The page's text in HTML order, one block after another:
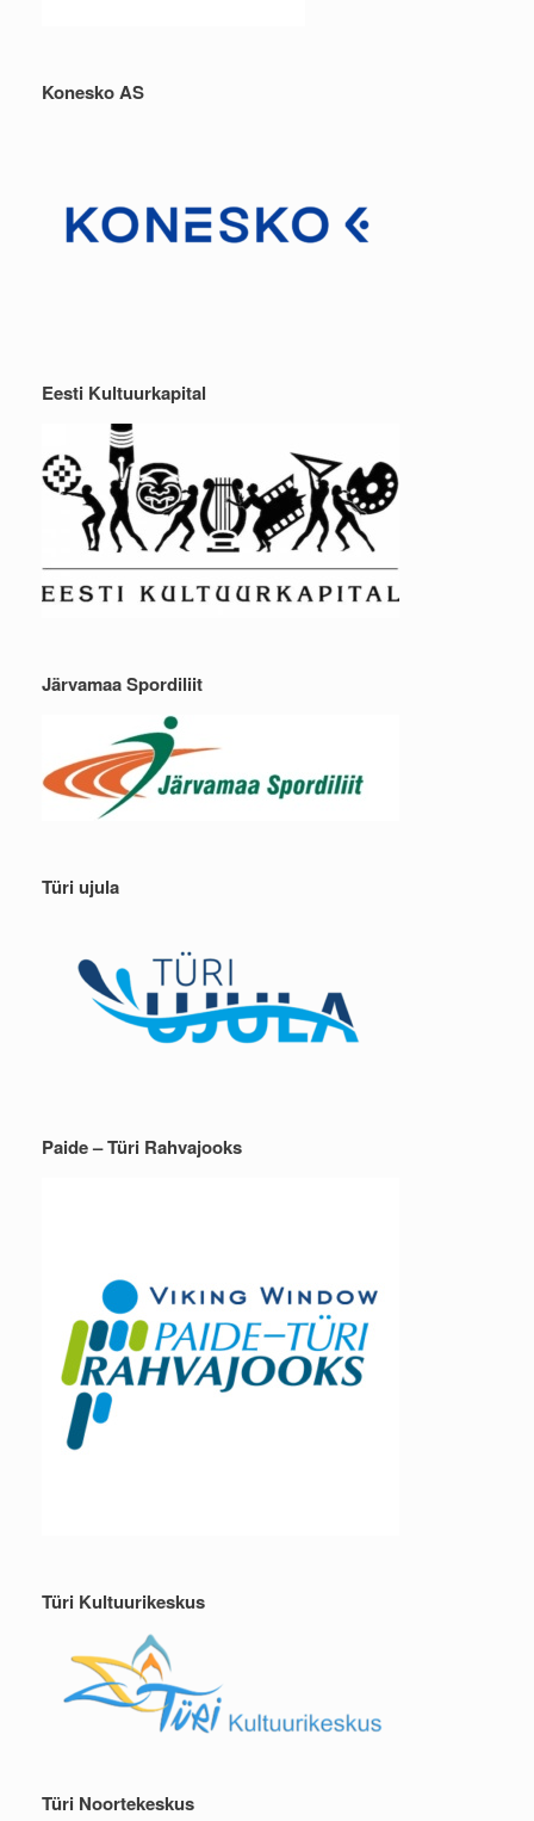
Konesko AS
Eesti Kultuurkapital
Järvamaa Spordiliit
Türi ujula
Paide – Türi Rahvajooks
Türi Kultuurikeskus
Türi Noortekeskus